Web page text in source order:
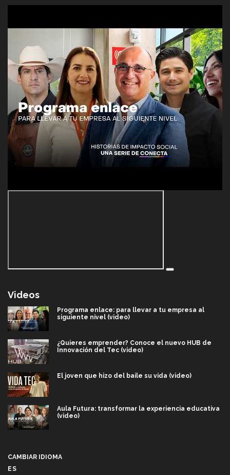
Videos
Programa enlace: para llevar a tu empresa al
siguiente nivel (video)
¿Quieres emprender? Conoce el nuevo HUB de
Innovación del Tec (video)
El joven que hizo del baile su vida (video)
Aula Futura: transformar la experiencia educativa
(video)
CAMBIAR IDIOMA
ES